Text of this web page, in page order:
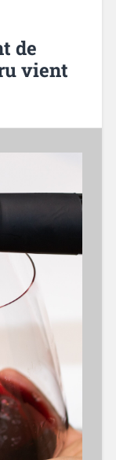
de
vient